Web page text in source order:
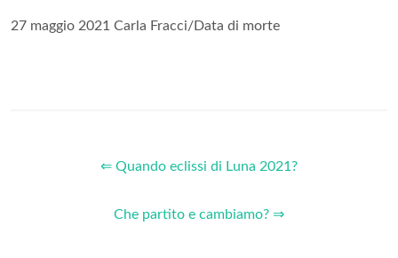
27 maggio 2021 Carla Fracci/Data di morte
⇐ Quando eclissi di Luna 2021?
Che partito e cambiamo? ⇒